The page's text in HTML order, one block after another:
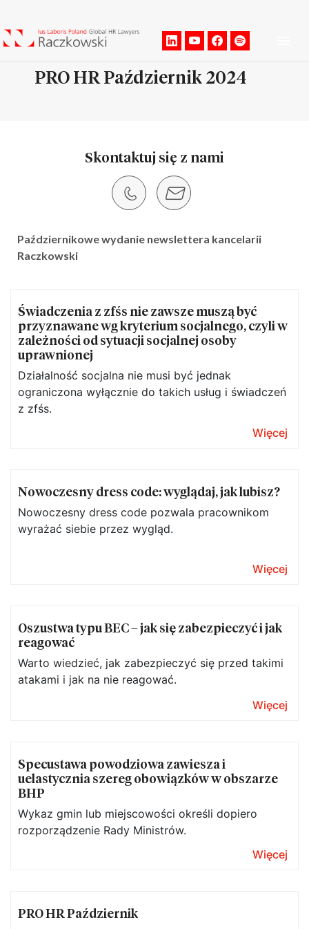
PRO HR Październik 2024
Skontaktuj się z nami
Październikowe wydanie newslettera kancelarii
Raczkowski
Świadczenia z zfśs nie zawsze muszą być
przyznawane wg kryterium socjalnego, czyli w
zależności od sytuacji socjalnej osoby
uprawnionej
Działalność socjalna nie musi być jednak
ograniczona wyłącznie do takich usług i świadczeń
z zfśs.
Więcej
Nowoczesny dress code: wyglądaj, jak lubisz?
Nowoczesny dress code pozwala pracownikom
wyrażać siebie przez wygląd.
Więcej
Oszustwa typu BEC – jak się zabezpieczyć i jak
reagować
Warto wiedzieć, jak zabezpieczyć się przed takimi
atakami i jak na nie reagować.
Więcej
Specustawa powodziowa zawiesza i
uelastycznia szereg obowiązków w obszarze
BHP
Wykaz gmin lub miejscowości określi dopiero
rozporządzenie Rady Ministrów.
Więcej
PRO HR Październik